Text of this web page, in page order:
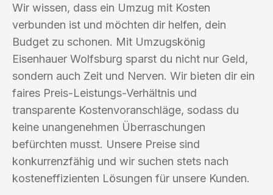
Wir wissen, dass ein Umzug mit Kosten
verbunden ist und möchten dir helfen, dein
Budget zu schonen. Mit Umzugskönig
Eisenhauer Wolfsburg sparst du nicht nur Geld,
sondern auch Zeit und Nerven. Wir bieten dir ein
faires Preis-Leistungs-Verhältnis und
transparente Kostenvoranschläge, sodass du
keine unangenehmen Überraschungen
befürchten musst. Unsere Preise sind
konkurrenzfähig und wir suchen stets nach
kosteneffizienten Lösungen für unsere Kunden.